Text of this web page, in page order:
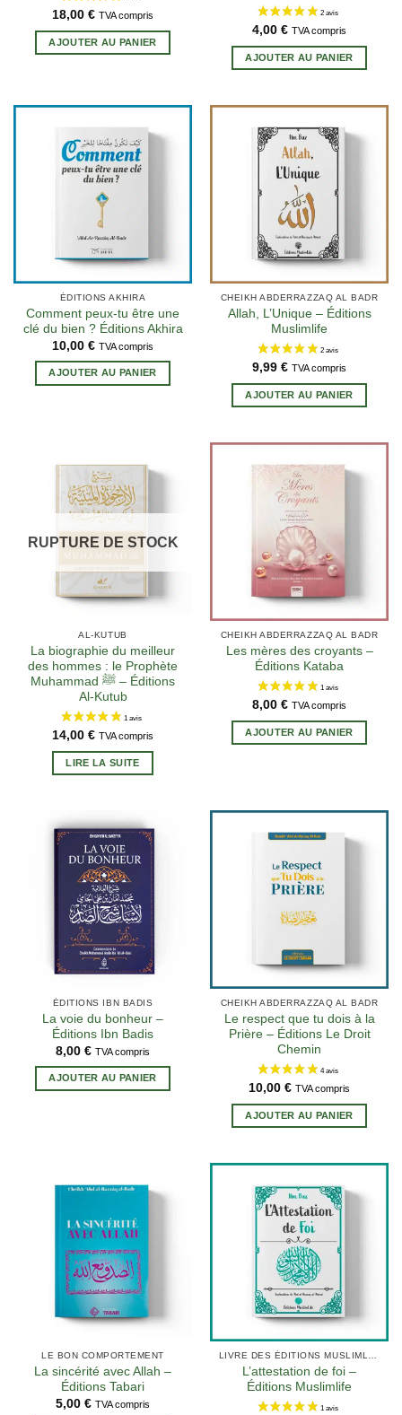
18,00 € TVA compris
AJOUTER AU PANIER
4,00 € TVA compris
AJOUTER AU PANIER
ÉDITIONS AKHIRA
Comment peux-tu être une
clé du bien ? Éditions Akhira
10,00 € TVA compris
AJOUTER AU PANIER
CHEIKH ABDERRAZZAQ AL BADR
Allah, L’Unique – Éditions
Muslimlife
9,99 € TVA compris
AJOUTER AU PANIER
RUPTURE DE STOCK
AL-KUTUB
La biographie du meilleur
des hommes : le Prophète
‎Muhammad ﷺ – Éditions
Al-Kutub
14,00 € TVA compris
LIRE LA SUITE
CHEIKH ABDERRAZZAQ AL BADR
Les mères des croyants –
Éditions Kataba
8,00 € TVA compris
AJOUTER AU PANIER
ÉDITIONS IBN BADIS
La voie du bonheur –
Éditions Ibn Badis
8,00 € TVA compris
AJOUTER AU PANIER
CHEIKH ABDERRAZZAQ AL BADR
Le respect que tu dois à la
Prière – Éditions Le Droit
Chemin
10,00 € TVA compris
AJOUTER AU PANIER
LE BON COMPORTEMENT
La sincérité avec Allah –
Éditions Tabari
5,00 € TVA compris
LIVRE DES ÉDITIONS MUSLIMLIFE
L’attestation de foi –
Éditions Muslimlife